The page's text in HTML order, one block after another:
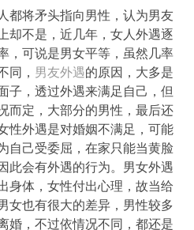
都将矛头指向男性，认为男友
却不是，近几年，女人外遇逐
，可说是男女平等，虽然几率
同， 男友外遇的原因，大多是
子，透过外遇来满足自己，但
而定，大部分的男性，最后还
性外遇是对婚姻不满足，可能
自己受委屈，在家只能当黄脸
此会有外遇的行为。男女外遇
身体，女性付出心理，故当给
女也有很大的差异，男性较多
婚，不过依情况不同，都还是